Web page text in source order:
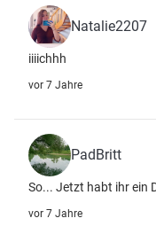
Natalie2207
iiiichhh
vor 7 Jahre
PadBritt
So... Jetzt habt ihr ein
vor 7 Jahre